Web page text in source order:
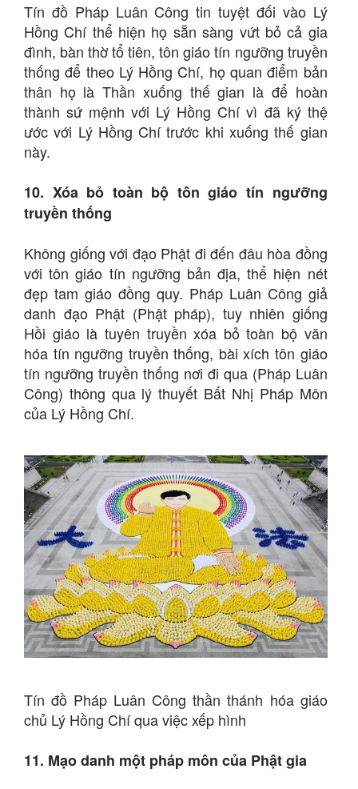
Tín đồ Pháp Luân Công tin tuyệt đối vào Lý
Hồng Chí thể hiện họ sẵn sàng vứt bỏ cả gia
đình, bàn thờ tổ tiên, tôn giáo tín ngưỡng truyền
thống để theo Lý Hồng Chí, họ quan điểm bản
thân họ là Thần xuống thế gian là để hoàn
thành sứ mệnh với Lý Hồng Chí vì đã ký thệ
ước với Lý Hồng Chí trước khi xuống thế gian
này.
10. Xóa bỏ toàn bộ tôn giáo tín ngưỡng
truyền thống
Không giống với đạo Phật đi đến đâu hòa đồng
với tôn giáo tín ngưỡng bản địa, thể hiện nét
đẹp tam giáo đồng quy. Pháp Luân Công giả
danh đạo Phật (Phật pháp), tuy nhiên giống
Hồi giáo là tuyên truyền xóa bỏ toàn bộ văn
hóa tín ngưỡng truyền thống, bài xích tôn giáo
tín ngưỡng truyền thống nơi đi qua (Pháp Luân
Công) thông qua lý thuyết Bất Nhị Pháp Môn
của Lý Hồng Chí.
Tín đồ Pháp Luân Công thần thánh hóa giáo
chủ Lý Hồng Chí qua việc xếp hình
11. Mạo danh một pháp môn của Phật gia